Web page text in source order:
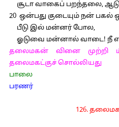
சூடா வாகைப் பறந்தலை,
20 ஒன்பது குடையும் நன் பகல்
பீடு இல் மன்னர் போல,
ஓடுவை மன்னால் வாடை! நீ
தலைமகன் வினை
தலைமகட்குச் சொல்லியது
பாலை
பரணர்
126.